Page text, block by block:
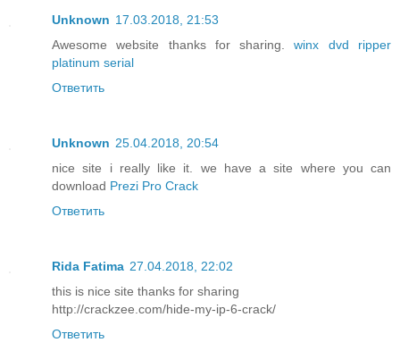
Unknown 17.03.2018, 21:53
Awesome website thanks for sharing.winx dvd ripper
platinum serial
Ответить
Unknown 25.04.2018, 20:54
nice site i really like it. we have a site where you can
download Prezi Pro Crack
Ответить
Rida Fatima 27.04.2018, 22:02
this is nice site thanks for sharing
http://crackzee.com/hide-my-ip-6-crack/
Ответить